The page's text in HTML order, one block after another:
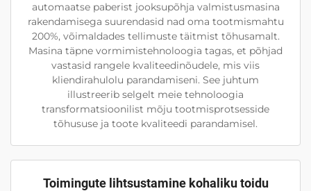
automaatse paberist jooksupõhja valmistusmasina
rakendamisega suurendasid nad oma tootmismahtu
200%, võimaldades tellimuste täitmist tõhusamalt.
Masina täpne vormimistehnoloogia tagas, et põhjad
vastasid rangele kvaliteedinõudele, mis viis
kliendirahulolu parandamiseni. See juhtum
illustreerib selgelt meie tehnoloogia
transformatsioonilist mõju tootmisprotsesside
tõhususe ja toote kvaliteedi parandamisel.
Toimingute lihtsustamine kohaliku toidu